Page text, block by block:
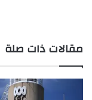
مقالات ذات صلة